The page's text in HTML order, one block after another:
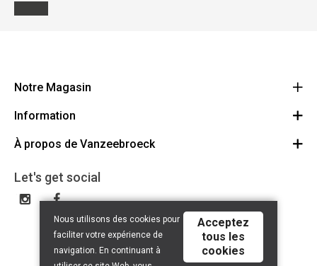
Notre Magasin
Vanzeebroeck Motors
1600 Sint-Pieters-Leeuw
023316022
Information
Annulation Commande
Conditions générales
Disclaimer
Privacy policy
À propos de Vanzeebroeck
Cheque Cadeau
Échange et Retours
Let's get social
Nous utilisons des cookies pour
faciliter votre expérience de
navigation. En continuant à
Acceptez
tous les
cookies